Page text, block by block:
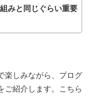
みと同じぐらい重要
楽しみながら、プログ
ご紹介します。こちら